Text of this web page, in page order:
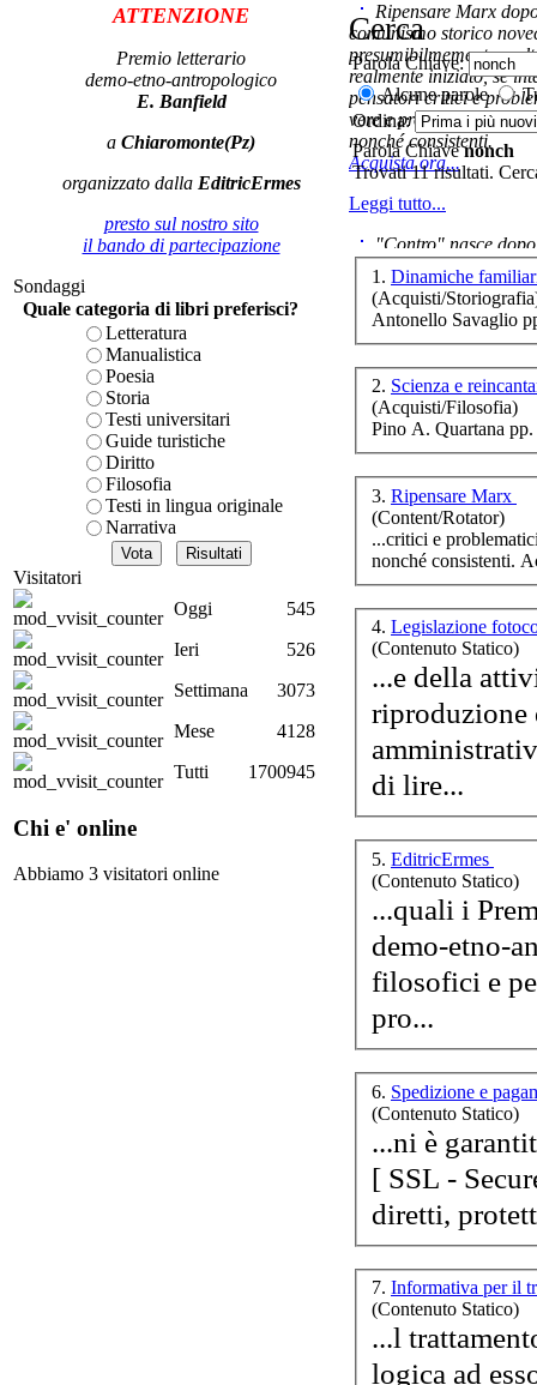
ATTENZIONE
Premio letterario
demo-etno-antropologico
E. Banfield
a Chiaromonte(Pz)
organizzato dalla EditricErmes
presto sul nostro sito
il bando di partecipazione
Sondaggi
Quale categoria di libri preferisci?
Letteratura
Manualistica
Poesia
Storia
Testi universitari
Guide turistiche
Diritto
Filosofia
Testi in lingua originale
Narrativa
Visitatori
Oggi
545
Ieri
526
Settimana
3073
Mese
4128
Tutti
1700945
Chi e' online
Abbiamo 3 visitatori online
Ripensare Marx
comunismo storico
presumibilmemente
realmente iniziato, se
pensatori critici e
vere e proprie correnti
nonché consistenti.
Acquista ora...
Leggi tutto...
"Contro" nasce
cominciato con la
ripensaremarx. i saggi
questa collaborazione
è teorica, sempre però
presente fase.
Acquista ora...
A feed could not be
http://www.lastampa.it/
Cerca
Parola Chiave:
Alcune parole
Ordina:
Parola Chiavenonch
Trovati 11 risultati.
1. Dinamiche
(Acquisti/
Antonello Savaglio
2. Scienza e
(Acquisti/Filosofia)
Pino A. Quartana
3. Ripensare Marx
(Content/Rotator)
...critici e
nonch
4. Legislazione
(Contenuto Statico)
...e della
riproduzione
di lire...
5. EditricErmes
(Contenuto Statico)
...quali i
demo-etno-
filosofici e pedagogici. Così
pro...
6. Spedizione e
(Contenuto Statico)
...ni è
[ SSL -
diretti,
7. Informativa per il
(Contenuto Statico)
...l
logica ad